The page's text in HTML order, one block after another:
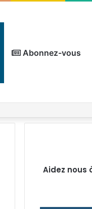
Abonnez-vous
Aidez nous